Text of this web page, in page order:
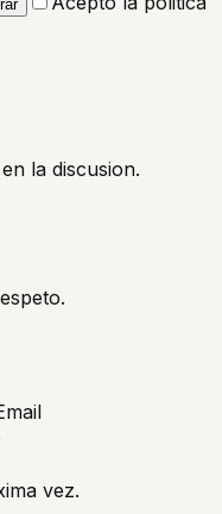
la discusion.
vez.